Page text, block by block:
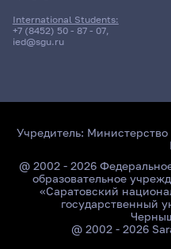
International Students:
+7 (8452) 50 - 87 - 07,
ied@sgu.ru
Учредитель: Министерство
@ 2002 - 2026
образовательное
«Саратовский
государственный
@ 2002 - 2026